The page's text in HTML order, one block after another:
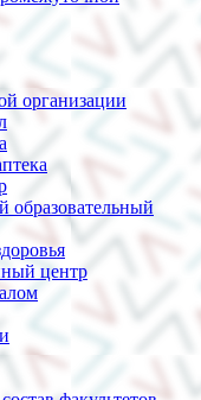
организации
образовательный
центр